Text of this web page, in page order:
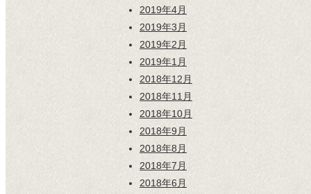
2019年4月
2019年3月
2019年2月
2019年1月
2018年12月
2018年11月
2018年10月
2018年9月
2018年8月
2018年7月
2018年6月